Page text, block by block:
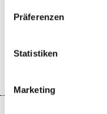
Präferenzen
Statistiken
Marketing
DID YOU FIND